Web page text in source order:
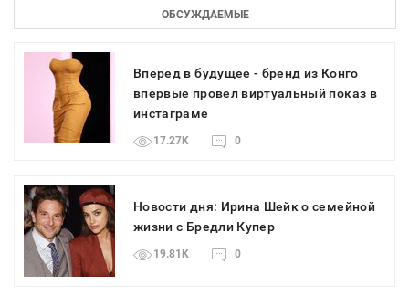
ОБСУЖДАЕМЫЕ
Вперед в будущее - бренд из Конго
впервые провел виртуальный показ в
инстаграме
17.27K 0
Новости дня: Ирина Шейк о семейной
жизни с Бредли Купер
19.81K 0